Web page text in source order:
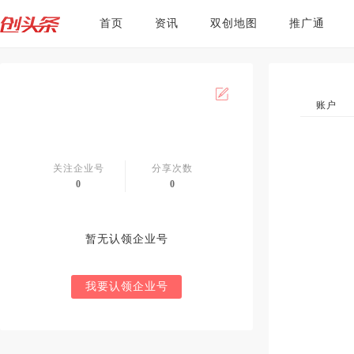
首页 资讯 双创地图 推广通
关注企业号
0
分享次数
0
暂无认领企业号
我要认领企业号
账户